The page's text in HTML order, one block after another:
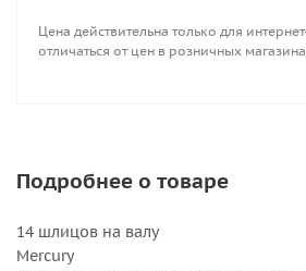
Внешний диаметр, дюйм : 9.25
Цена действительна только для
отличаться от цен в розничных
Подробнее о товаре
14 шлицов на валу
Mercury